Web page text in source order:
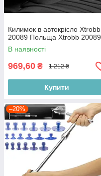
Килимок в автокрісло Xtrobb
20089 Польща Xtrobb 20089
В наявності
969,60 ₴ 1 212 ₴
Купити
–20%